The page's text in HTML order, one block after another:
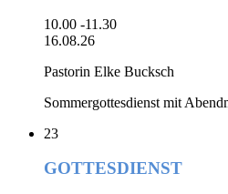
10.00 -11.30
16.08.26
Pastorin Elke Bucksch
Sommergottesdienst mit
23
GOTTESDIENST